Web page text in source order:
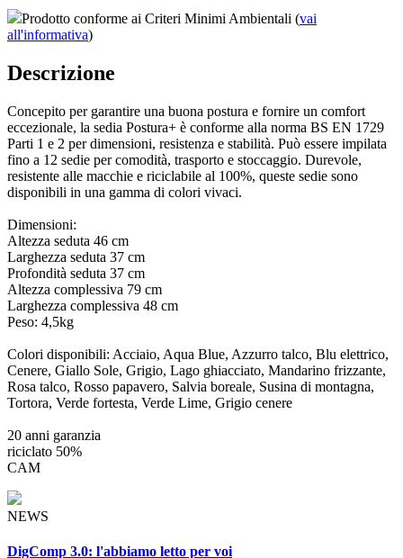
Prodotto conforme ai Criteri Minimi Ambientali (vai
all'informativa)
Descrizione
Concepito per garantire una buona postura e fornire un comfort
eccezionale, la sedia Postura+ è conforme alla norma BS EN 1729
Parti 1 e 2 per dimensioni, resistenza e stabilità. Può essere impilata
fino a 12 sedie per comodità, trasporto e stoccaggio. Durevole,
resistente alle macchie e riciclabile al 100%, queste sedie sono
disponibili in una gamma di colori vivaci.
Dimensioni:
Altezza seduta 46 cm
Larghezza seduta 37 cm
Profondità seduta 37 cm
Altezza complessiva 79 cm
Larghezza complessiva 48 cm
Peso: 4,5kg
Colori disponibili: Acciaio, Aqua Blue, Azzurro talco, Blu elettrico,
Cenere, Giallo Sole, Grigio, Lago ghiacciato, Mandarino frizzante,
Rosa talco, Rosso papavero, Salvia boreale, Susina di montagna,
Tortora, Verde fortesta, Verde Lime, Grigio cenere
20 anni garanzia
riciclato 50%
CAM
NEWS
DigComp 3.0: l'abbiamo letto per voi